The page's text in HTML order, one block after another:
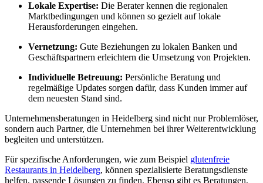
Lokale Expertise: Die Berater kennen die regionalen
Marktbedingungen und können so gezielt auf lokale
Herausforderungen eingehen.
Vernetzung: Gute Beziehungen zu lokalen Banken und
Geschäftspartnern erleichtern die Umsetzung von Projekten.
Individuelle Betreuung: Persönliche Beratung und
regelmäßige Updates sorgen dafür, dass Kunden immer auf
dem neuesten Stand sind.
Unternehmensberatungen in Heidelberg sind nicht nur Problemlöser,
sondern auch Partner, die Unternehmen bei ihrer Weiterentwicklung
begleiten und unterstützen.
Für spezifische Anforderungen, wie zum Beispiel glutenfreie
Restaurants in Heidelberg, können spezialisierte Beratungsdienste
helfen, passende Lösungen zu finden. Ebenso gibt es Beratungen,